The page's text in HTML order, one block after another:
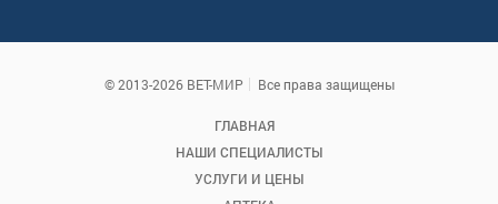
© 2013-2026 ВЕТ-МИР Все права защищены
ГЛАВНАЯ
НАШИ СПЕЦИАЛИСТЫ
УСЛУГИ И ЦЕНЫ